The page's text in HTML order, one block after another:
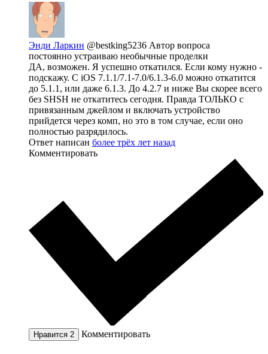
Энди Ларкин @bestking5236 Автор вопроса
постоянно устраиваю необычные проделки
ДА, возможен. Я успешно откатился. Если кому нужно -
подскажу. С iOS 7.1.1/7.1-7.0/6.1.3-6.0 можно откатится
до 5.1.1, или даже 6.1.3. До 4.2.7 и ниже Вы скорее всего
без SHSH не откатитесь сегодня. Правда ТОЛЬКО с
привязанным джейлом и включать устройство
прийдется через комп, но это в том случае, если оно
полностью разрядилось.
Ответ написан более трёх лет назад
Комментировать
Нравится 2 Комментировать